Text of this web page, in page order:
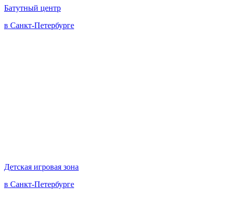
Батутный центр
в Санкт-Петербурге
Детская игровая зона
в Санкт-Петербурге